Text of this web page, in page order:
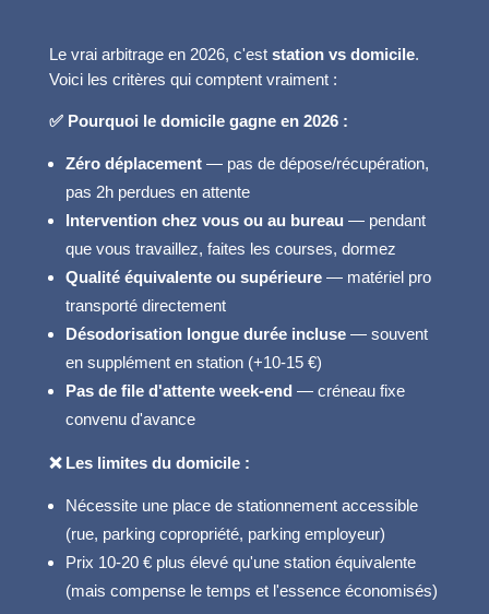
Le vrai arbitrage en 2026, c'est station vs domicile.
Voici les critères qui comptent vraiment :
✅ Pourquoi le domicile gagne en 2026 :
Zéro déplacement— pas de dépose/récupération,
pas 2h perdues en attente
Intervention chez vous ou au bureau — pendant
que vous travaillez, faites les courses, dormez
Qualité équivalente ou supérieure— matériel pro
transporté directement
Désodorisation longue durée incluse— souvent
en supplément en station (+10-15 €)
Pas de file d'attente week-end — créneau fixe
convenu d'avance
❌ Les limites du domicile :
Nécessite une place de stationnement accessible
(rue, parking copropriété, parking employeur)
Prix 10-20 € plus élevé qu'une station équivalente
(mais compense le temps et l'essence économisés)